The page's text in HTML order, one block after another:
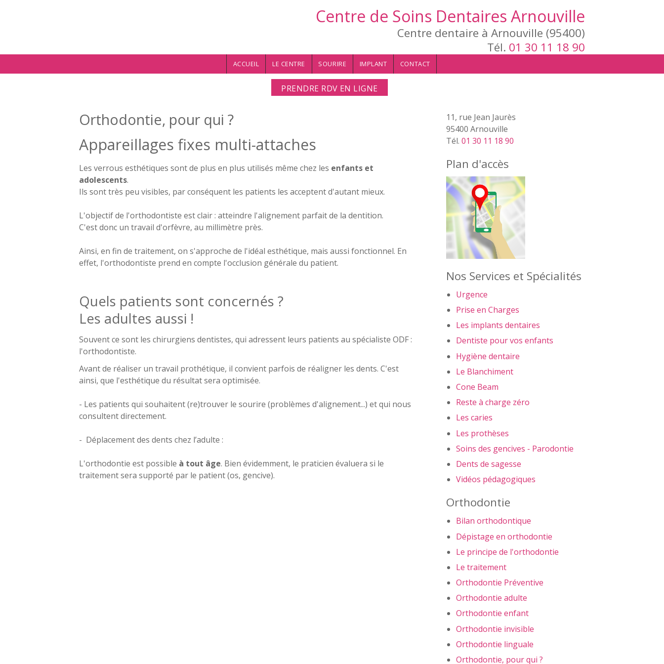
Centre de Soins Dentaires Arnouville
Centre dentaire à Arnouville (95400)
Tél. 01 30 11 18 90
ACCUEIL LE CENTRE SOURIRE IMPLANT CONTACT
PRENDRE RDV EN LIGNE
Orthodontie, pour qui ?
Appareillages fixes multi-attaches
Les verrous esthétiques sont de plus en plus utilisés même chez les enfants et
adolescents.
Ils sont très peu visibles, par conséquent les patients les acceptent d'autant mieux.
L'objectif de l'orthodontiste est clair : atteindre l'alignement parfait de la dentition.
C'est donc un travail d'orfèvre, au millimètre près.
Ainsi, en fin de traitement, on s'approche de l'idéal esthétique, mais aussi fonctionnel. En
effet, l'orthodontiste prend en compte l'occlusion générale du patient.
Quels patients sont concernés ?
Les adultes aussi !
Souvent ce sont les chirurgiens dentistes, qui adressent leurs patients au spécialiste ODF :
l'orthodontiste.
Avant de réaliser un travail prothétique, il convient parfois de réaligner les dents. C'est
ainsi, que l'esthétique du résultat sera optimisée.
- Les patients qui souhaitent (re)trouver le sourire (problèmes d'alignement...) et qui nous
consultent directement.
- Déplacement des dents chez l’adulte :
L'orthodontie est possible à tout âge. Bien évidemment, le praticien évaluera si le
traitement sera supporté par le patient (os, gencive).
11, rue Jean Jaurès
95400 Arnouville
Tél. 01 30 11 18 90
Plan d'accès
Nos Services et Spécialités
Urgence
Prise en Charges
Les implants dentaires
Dentiste pour vos enfants
Hygiène dentaire
Le Blanchiment
Cone Beam
Reste à charge zéro
Les caries
Les prothèses
Soins des gencives - Parodontie
Dents de sagesse
Vidéos pédagogiques
Orthodontie
Bilan orthodontique
Dépistage en orthodontie
Le principe de l'orthodontie
Le traitement
Orthodontie Préventive
Orthodontie adulte
Orthodontie enfant
Orthodontie invisible
Orthodontie linguale
Orthodontie, pour qui ?